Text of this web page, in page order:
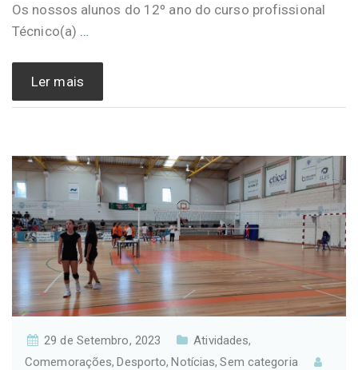
Os nossos alunos do 12º ano do curso profissional
Técnico(a) …
Ler mais
29 de Setembro, 2023 Atividades,
Comemorações, Desporto, Notícias,Sem categoria